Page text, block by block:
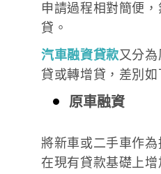
申請過程相對簡便
貸。
汽車融資貸款又分
貸或轉增貸，差別如
原車融資
將新車或二手車作
在現有貸款基礎上